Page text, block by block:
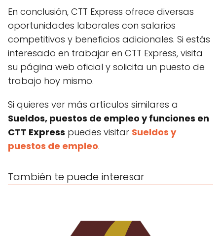
En conclusión, CTT Express ofrece diversas
oportunidades laborales con salarios
competitivos y beneficios adicionales. Si estás
interesado en trabajar en CTT Express, visita
su página web oficial y solicita un puesto de
trabajo hoy mismo.
Si quieres ver más artículos similares a
Sueldos, puestos de empleo y funciones en
CTT Express puedes visitar Sueldos y
puestos de empleo.
También te puede interesar